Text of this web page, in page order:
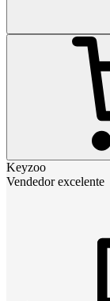
Keyzoo
Vendedor excelente